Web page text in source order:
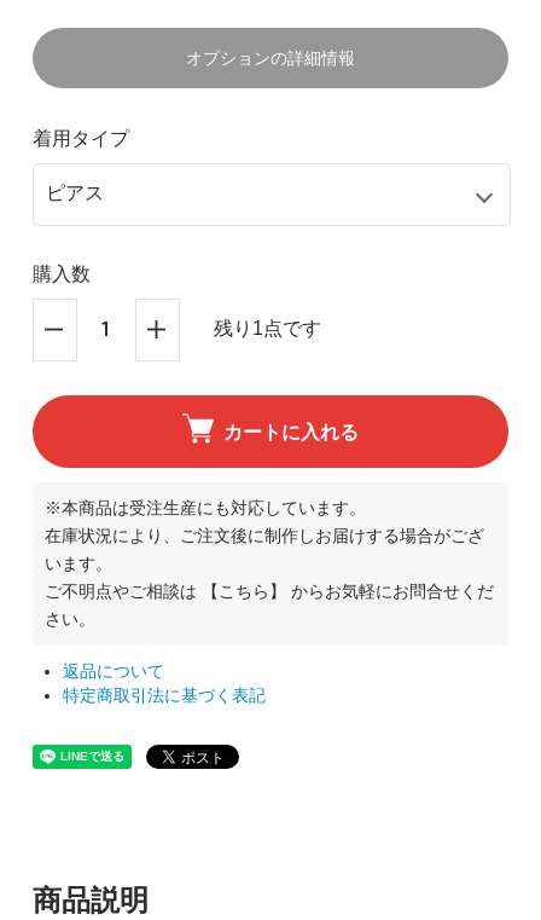
オプションの詳細情報
着用タイプ
購入数
残り1点です
カートに入れる
※本商品は受注生産にも対応しています。
在庫状況により、ご注文後に制作しお届けする場合がござ
います。
ご不明点やご相談は
【こちら】
からお気軽にお問合せくだ
さい。
返品について
特定商取引法に基づく表記
商品説明